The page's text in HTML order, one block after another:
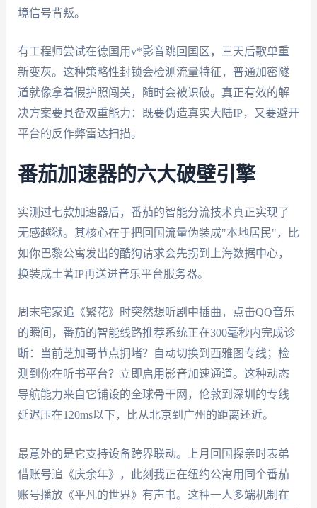
境信号背叛。
有工程师尝试在德国用v*影音跳回国区，三天后歌单重
新变灰。这种策略性封锁会检测流量特征，普通加密隧
道就像拿着假护照闯关，随时会被识破。真正有效的解
决方案要具备双重能力：既要伪造真实大陆IP，又要避开
平台的反作弊雷达扫描。
番茄加速器的六大破壁引擎
实测过七款加速器后，番茄的智能分流技术真正实现了
无感越狱。其核心在于把回国流量伪装成"本地居民"，比
如你巴黎公寓发出的酷狗请求会先拐到上海数据中心，
换装成土著IP再送进音乐平台服务器。
周末宅家追《繁花》时突然想听剧中插曲，点击QQ音乐
的瞬间，番茄的智能线路推荐系统正在300毫秒内完成诊
断：当前芝加哥节点拥堵？自动切换到西雅图专线；检
测到你在听书平台？立即启用影音加速通道。这种动态
导航能力来自它铺设的全球骨干网，伦敦到深圳的专线
延迟压在120ms以下，比从北京到广州的距离还近。
最意外的是它支持设备跨界联动。上月回国探亲时表弟
借账号追《庆余年》，此刻我正在纽约公寓用同个番茄
账号播放《平凡的世界》有声书。这种一人多端机制在